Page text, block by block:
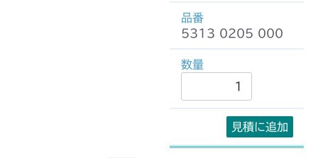
5313 0205 000
見積に追加